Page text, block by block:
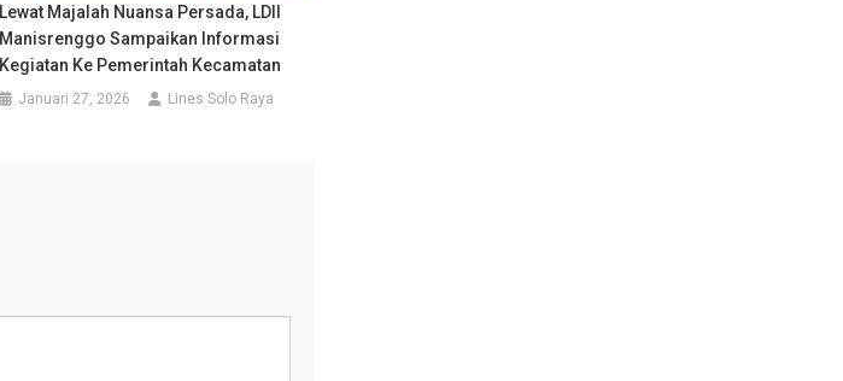
Lewat Majalah Nuansa Persada, LDII
Manisrenggo Sampaikan Informasi
Kegiatan Ke Pemerintah Kecamatan
Januari 27, 2026 Lines Solo Raya